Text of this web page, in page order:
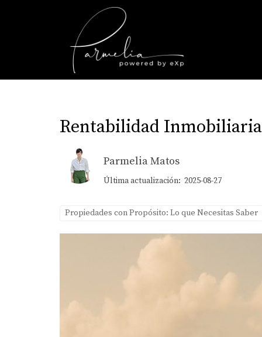
Rentabilidad
Parmelia Matos
Última actualización: 2025-08-27
Propiedades con Propósito: Lo que Necesitas Saber